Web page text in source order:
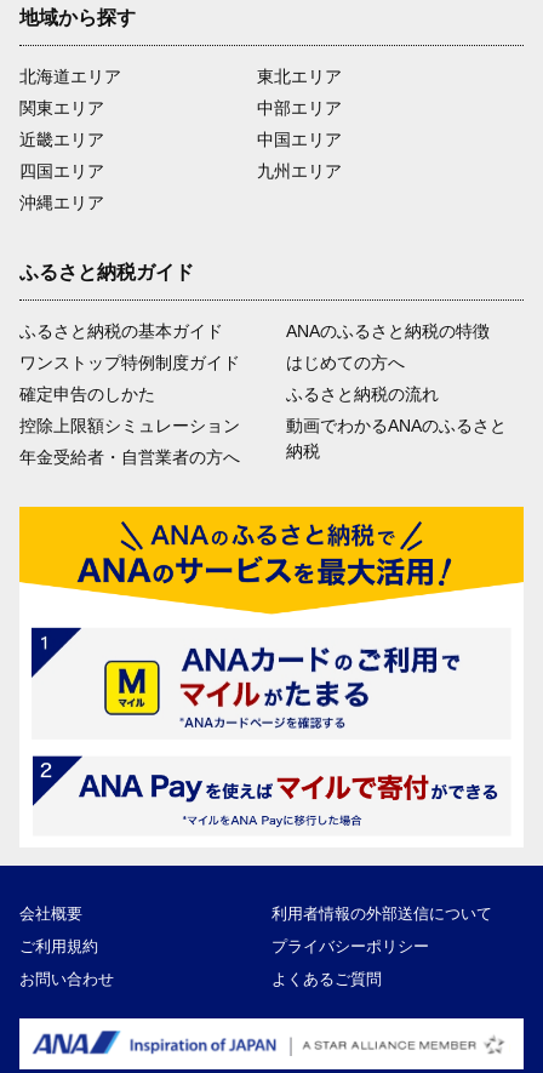
地域から探す
北海道エリア
関東エリア
近畿エリア
四国エリア
沖縄エリア
東北エリア
中部エリア
中国エリア
九州エリア
ふるさと納税ガイド
ふるさと納税の基本ガイド
ワンストップ特例制度ガイド
確定申告のしかた
控除上限額シミュレーション
年金受給者・自営業者の方へ
ANAのふるさと納税の特徴
はじめての方へ
ふるさと納税の流れ
動画でわかるANAのふるさと
納税
会社概要
利用者情報の外部送信について
ご利用規約
プライバシーポリシー
お問い合わせ
よくあるご質問